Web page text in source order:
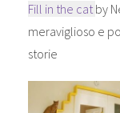
Fill in the catby
meraviglioso e
storie